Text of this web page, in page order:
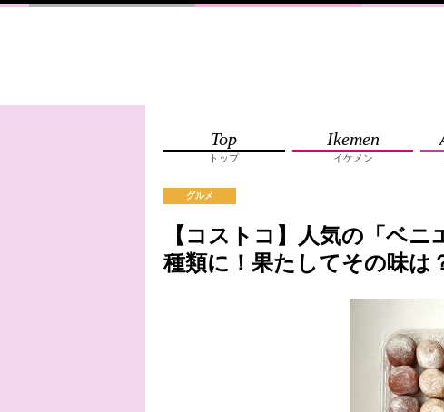
Top
トップ
Ikemen
イケメン
グルメ
【コストコ】人気の「ベ
種類に！果たしてその味は